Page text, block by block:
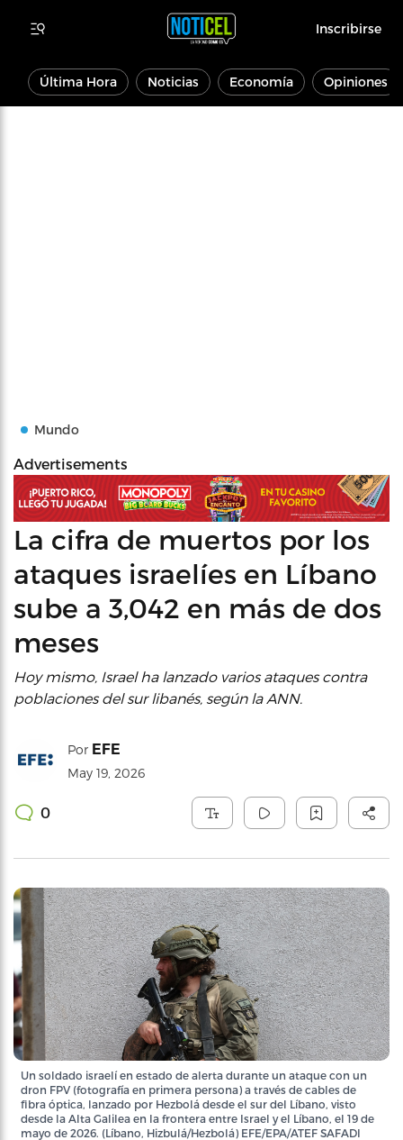
Inscribirse
Última Hora Noticias Economía Opiniones
Mundo
Advertisements
La cifra de muertos por los
ataques israelíes en Líbano
sube a 3,042 en más de dos
meses
Hoy mismo, Israel ha lanzado varios ataques contra
poblaciones del sur libanés, según la ANN.
Por EFE
May 19, 2026
0
Un soldado israelí en estado de alerta durante un ataque con un
dron FPV (fotografía en primera persona) a través de cables de
fibra óptica, lanzado por Hezbolá desde el sur del Líbano, visto
desde la Alta Galilea en la frontera entre Israel y el Líbano, el 19 de
mayo de 2026. (Líbano, Hizbulá/Hezbolá) EFE/EPA/ATEF SAFADI